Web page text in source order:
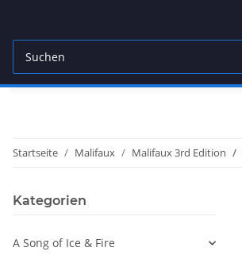
Startseite Malifaux Malifaux 3rd Edition
Kategorien
A Song of Ice & Fire